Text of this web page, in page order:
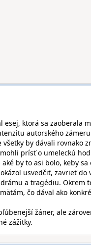
esej, ktorá sa zaoberala
autorského
by dávali rovnako
prísť o umeleckú
by to asi bolo, keby
usvedčiť, zavrieť do
a tragédiu. Okrem
čo dával ako
žáner, ale
zážitky.